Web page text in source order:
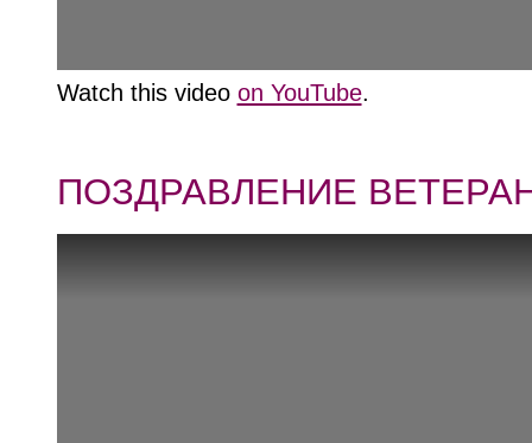
Watch this video on YouTube.
ПОЗДРАВЛЕНИЕ